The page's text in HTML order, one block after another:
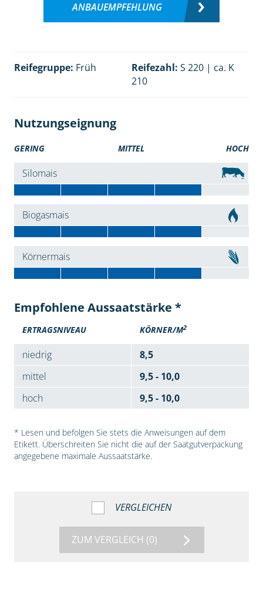
ANBAUEMPFEHLUNG
Reifegruppe: Früh Reifezahl: S 220 | ca. K
210
Nutzungseignung
GERING MITTEL HOCH
Silomais
Biogasmais
Körnermais
Empfohlene Aussaatstärke *
ERTRAGSNIVEAU KÖRNER/M2
niedrig
8,5
mittel
9,5 - 10,0
hoch
9,5 - 10,0
* Lesen und befolgen Sie stets die Anweisungen auf dem
Etikett. Überschreiten Sie nicht die auf der Saatgutverpackung
angegebene maximale Aussaatstärke.
VERGLEICHEN
ZUM VERGLEICH (0)